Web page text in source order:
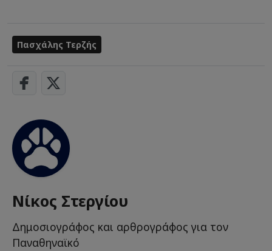
Πασχάλης Τερζής
Νίκος Στεργίου
Δημοσιογράφος και αρθρογράφος για τον
Παναθηναϊκό